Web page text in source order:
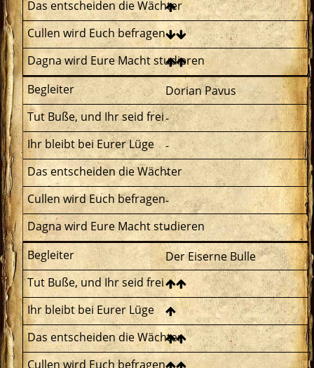
Dorian Pavus
-
-
-
-
-
Der Eiserne Bulle